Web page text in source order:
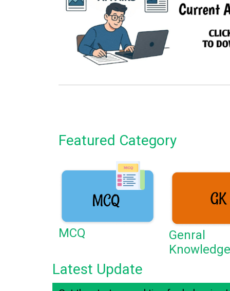
Featured Category
MCQ
Genral
Latest Update